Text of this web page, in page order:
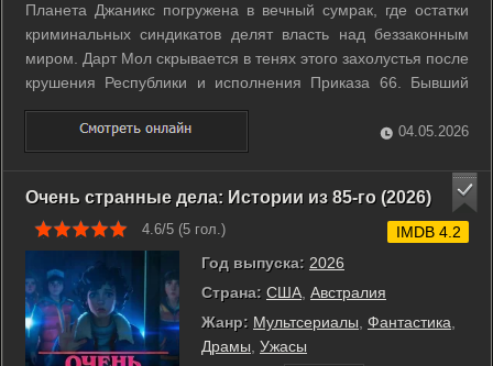
Планета Джаникс погружена в вечный сумрак, где остатки
криминальных синдикатов делят власть над беззаконным
миром. Дарт Мол скрывается в тенях этого захолустья после
крушения Республики и исполнения Приказа 66. Бывший
лорд ситхов начинает свой путь с малого, объединяя
разрозненные банды в единую сеть влияния. Он лично
проникает на охраняемый склад ...
04.05.2026
Очень странные дела: Истории из 85-го (2026)
4.6/5 (5 гол.)
Год выпуска: 2026
Страна: США Австралия
Жанр: Мультсериалы Фантастика
Драмы Ужасы
IMDB 4.2